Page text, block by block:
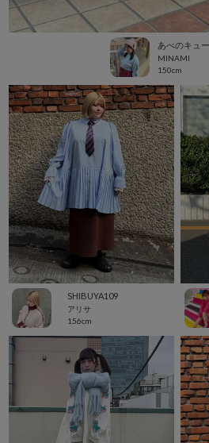
MINAMI
150cm
SHIBUYA109
アリサ
156cm